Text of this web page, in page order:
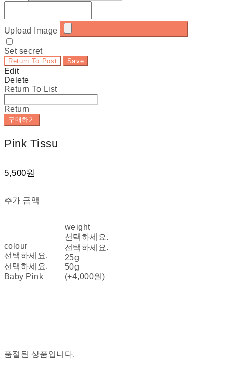
Upload Image
Set secret
Return To Post Save
Edit
Delete
Return To List
Return
구매하기
Pink Tissu
5,500원
추가 금액
colour
선택하세요.
선택하세요.
Baby Pink
weight
선택하세요.
선택하세요.
25g
50g
(+4,000원)
품절된 상품입니다.